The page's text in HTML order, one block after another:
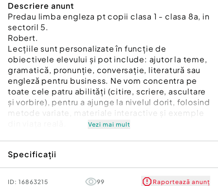
Descriere anunt
Predau limba engleza pt copii clasa 1 - clasa 8a, in
sectoril 5.
Robert.
Lecțiile sunt personalizate în funcție de
obiectivele elevului și pot include: ajutor la teme,
gramatică, pronunție, conversație, literatură sau
engleză pentru business. Ne vom concentra pe
toate cele patru abilități (citire, scriere, ascultare
și vorbire), pentru a ajunge la nivelul dorit, folosind
metode variate, materiale interactive și exemple
distractivă, în care învățarea devine naturală și
plăcută.
Vezi mai mult
Specificații
ID: 16863215 99 Raportează anunț